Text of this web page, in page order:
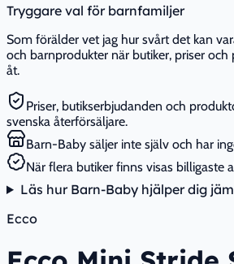
Tryggare val för barnfamiljer
Som förälder vet jag hur svårt det kan
och barnprodukter när butiker, priser och
åt.
Priser, butikserbjudanden och
svenska återförsäljare.
Barn-Baby säljer inte själv och har
När flera butiker finns visas billigaste
Läs hur Barn-Baby hjälper dig
Ecco